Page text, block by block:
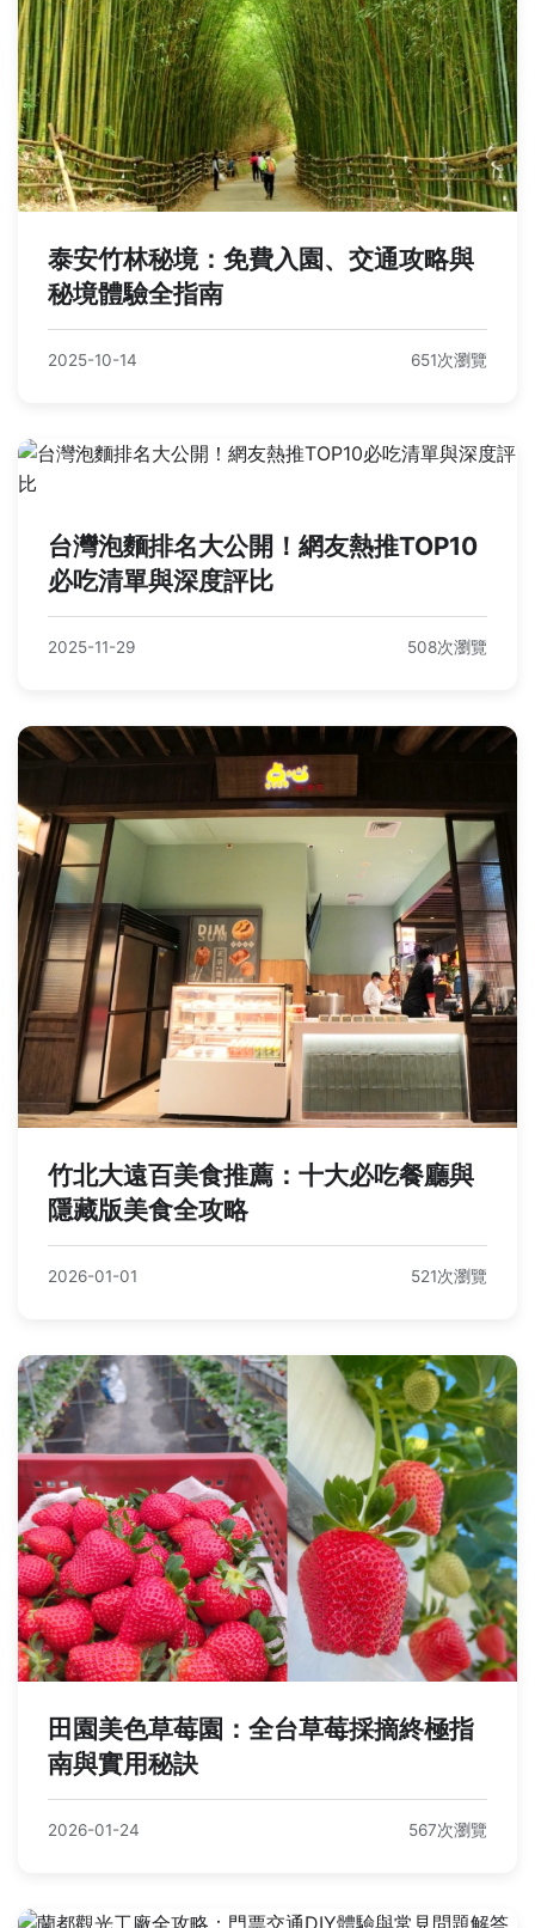
泰安竹林秘境：免費入園、交通攻略與
秘境體驗全指南
2025-10-14 651次瀏覽
台灣泡麵排名大公開！網友熱推TOP10
必吃清單與深度評比
2025-11-29 508次瀏覽
竹北大遠百美食推薦：十大必吃餐廳與
隱藏版美食全攻略
2026-01-01 521次瀏覽
田園美色草莓園：全台草莓採摘終極指
南與實用秘訣
2026-01-24 567次瀏覽